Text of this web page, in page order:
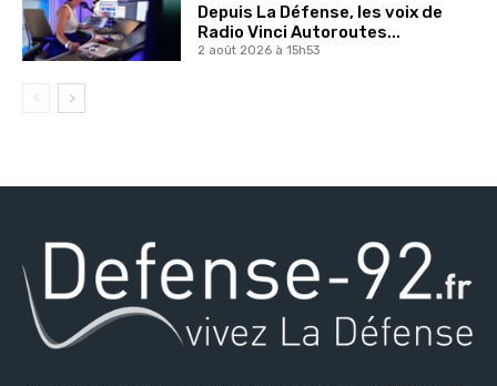
Depuis La Défense, les voix de
Radio Vinci Autoroutes...
2 août 2026 à 15h53